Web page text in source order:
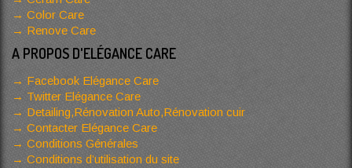
Color Care
Renove Care
A PROPOS D'ELÉGANCE CARE
Facebook Elégance Care
Twitter Elégance Care
Detailing,Rénovation Auto,Rénovation cuir
Contacter Elégance Care
Conditions Générales
Conditions d’utilisation du site